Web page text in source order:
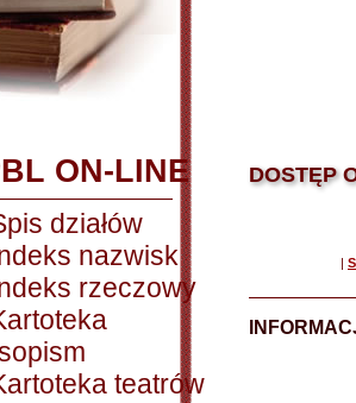
ON-LINE
działów
nazwisk
rzeczowy
teatrów
DOSTĘP
|